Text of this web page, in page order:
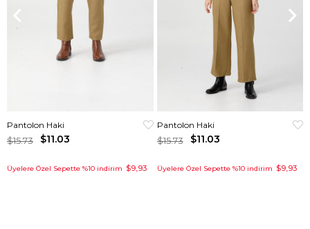
Pantolon Haki
$11.03
$15.73
Üyelere Özel Sepette %10 indirim $9,93
Pantolon Haki
$11.03
$15.73
Üyelere Özel Sepette %10 indirim $9,93